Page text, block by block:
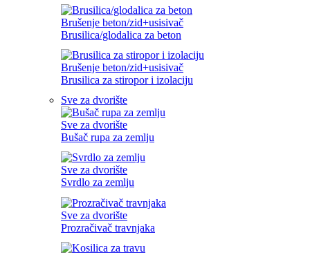
Brušenje beton/zid+usisivač
Brusilica/glodalica za beton
Brušenje beton/zid+usisivač
Brusilica za stiropor i izolaciju
Sve za dvorište
Sve za dvorište
Bušač rupa za zemlju
Sve za dvorište
Svrdlo za zemlju
Sve za dvorište
Prozračivač travnjaka